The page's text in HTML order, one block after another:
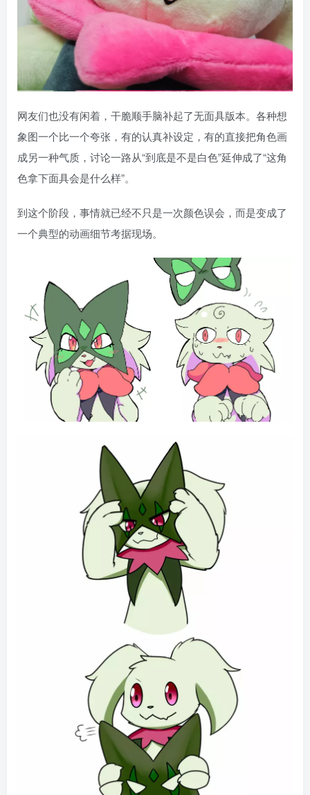
网友们也没有闲着，干脆顺手脑补起了无面具版本。各种想
象图一个比一个夸张，有的认真补设定，有的直接把角色画
成另一种气质，讨论一路从“到底是不是白色”延伸成了“这角
色拿下面具会是什么样”。
到这个阶段，事情就已经不只是一次颜色误会，而是变成了
一个典型的动画细节考据现场。